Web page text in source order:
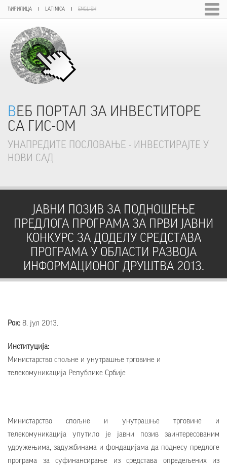
ЋИРИЛИЦА LATINICA ENGLISH
ВЕБ ПОРТАЛ ЗА ИНВЕСТИТОРЕ
СА ГИС-ОМ
УНАПРЕДИТЕ ПОСЛОВАЊЕ - ИНВЕСТИРАЈТЕ У
НОВИ САД
JАВНИ ПОЗИВ ЗА ПОДНОШЕЊЕ
ПРЕДЛОГА ПРОГРАМА ЗА ПРВИ ЈАВНИ
КОНКУРС ЗА ДОДЕЛУ СРЕДСТАВА
ПРОГРАМА У ОБЛАСТИ РАЗВОЈА
ИНФОРМАЦИОНОГ ДРУШТВА 2013.
Рок: 8. јул 2013.
Институција:
Министарство спољне и унутрашње трговине и
телекомуникација Републике Србије
Министарство спољне и унутрашње трговине и
телекомуникација упутилo је јавни позив заинтересованим
удружењима, задужбинама и фондацијама да поднесу предлоге
програма за суфинансирање из средстава опредељених из